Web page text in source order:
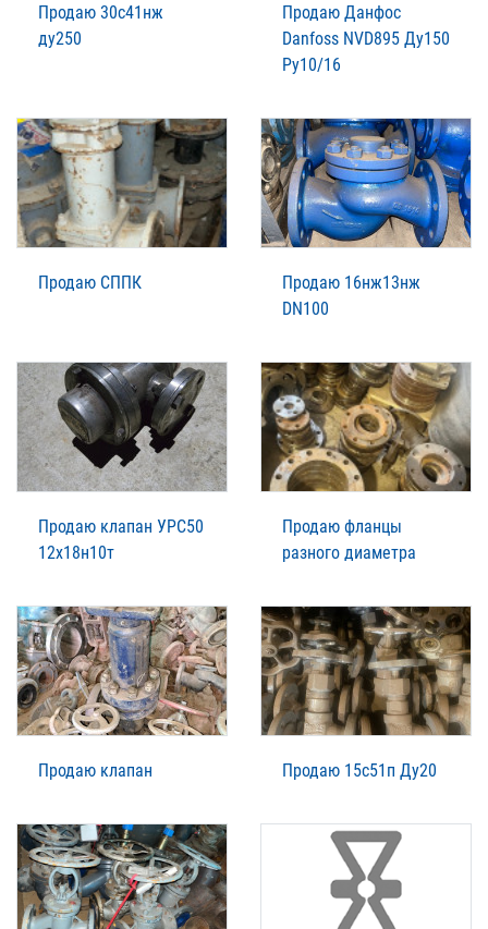
Продаю 30с41нж
ду250
Продаю Данфос
Danfoss NVD895 Ду150
Ру10/16
Продаю СППК
Продаю 16нж13нж
DN100
Продаю клапан УРС50
12х18н10т
Продаю фланцы
разного диаметра
Продаю клапан Продаю 15с51п Ду20